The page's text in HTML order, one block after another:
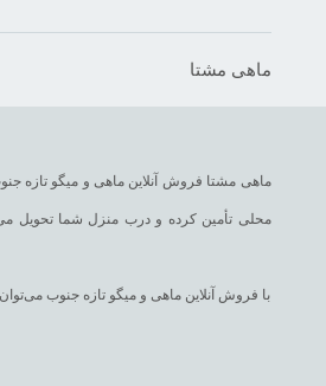
ماهی مشتا
ماهی مشتا فروش آنلاین ماهی و میگو تازه
محلی تأمین کرده و درب منزل شما تحویل
با فروش آنلاین ماهی و میگو تازه جنوب